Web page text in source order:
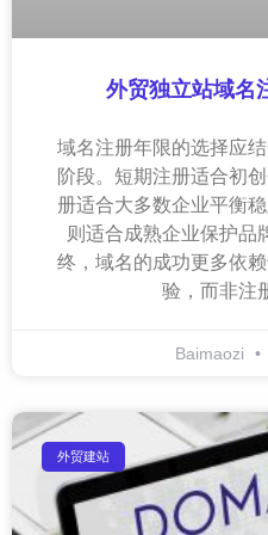
外贸独立站域名
域名注册年限的选择应
阶段。短期注册适合初
册适合大多数企业平衡
则适合成熟企业保护品
终，域名的成功更多依
验，而非注
Baimaozi
外贸建站